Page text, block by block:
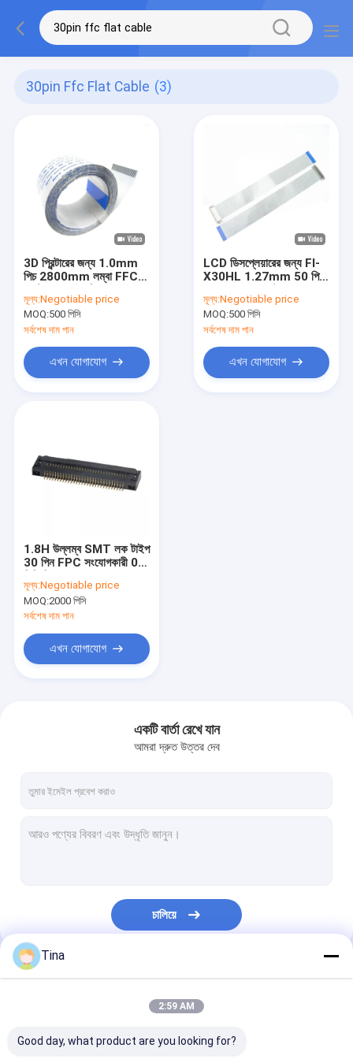
30pin Ffc Flat Cable (3)
3D প্রিন্টারের জন্য 1.0mm
পিচ 2800mm লম্বা FFC
কেবল
মূল্য:Negotiable price
MOQ:500 পিসি
সর্বশেষ দাম পান
এখন যোগাযোগ
LCD ডিসপ্লেয়ারের জন্য FI-
X30HL 1.27mm 50 পিন
কেবল রিবন কেবল
মূল্য:Negotiable price
MOQ:500 পিসি
সর্বশেষ দাম পান
এখন যোগাযোগ
1.8H উল্লম্ব SMT লক টাইপ
30 পিন FPC সংযোগকারী 0.5
মূল্য:Negotiable price
MOQ:2000 পিসি
সর্বশেষ দাম পান
এখন যোগাযোগ
একটি বার্তা রেখে যান
আমরা দ্রুত উত্তর দেব
চালিয়ে
আমাদের বিভাগসমূহ
Tina
2:59 AM
Good day, what product are you looking for?